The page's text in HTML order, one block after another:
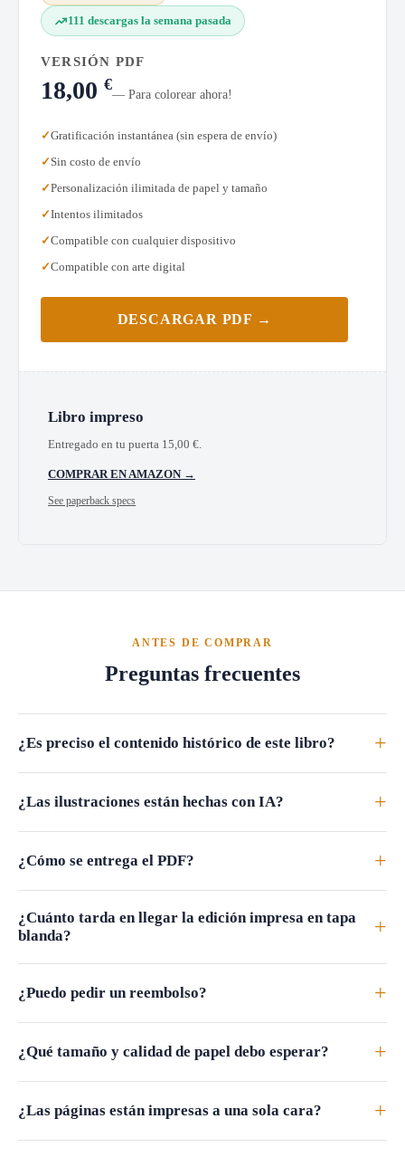
111 descargas la semana pasada
VERSIÓN PDF
18,00 €
— Para colorear ahora!
Gratificación instantánea (sin espera de envío)
Sin costo de envío
Personalización ilimitada de papel y tamaño
Intentos ilimitados
Compatible con cualquier dispositivo
Compatible con arte digital
DESCARGAR PDF →
Libro impreso
Entregado en tu puerta 15,00 €.
COMPRAR EN AMAZON →
See paperback specs
ANTES DE COMPRAR
Preguntas frecuentes
¿Es preciso el contenido histórico de este libro? +
¿Las ilustraciones están hechas con IA? +
¿Cómo se entrega el PDF? +
¿Cuánto tarda en llegar la edición impresa en tapa
blanda?
+
¿Puedo pedir un reembolso? +
¿Qué tamaño y calidad de papel debo esperar? +
¿Las páginas están impresas a una sola cara? +